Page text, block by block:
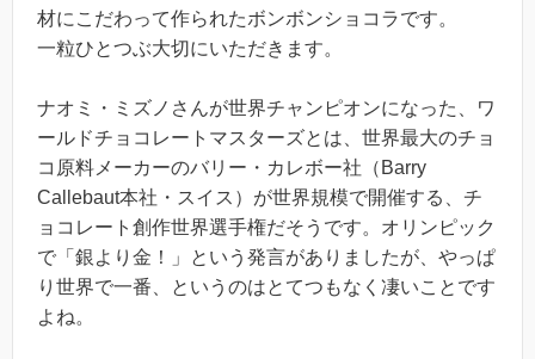
材にこだわって作られたボンボンショコラです。
一粒ひとつぶ大切にいただきます。
ナオミ・ミズノさんが世界チャンピオンになった、ワ
ールドチョコレートマスターズとは、世界最大のチョ
コ原料メーカーのバリー・カレボー社（Barry
Callebaut本社・スイス）が世界規模で開催する、チ
ョコレート創作世界選手権だそうです。オリンピック
で「銀より金！」という発言がありましたが、やっぱ
り世界で一番、というのはとてつもなく凄いことです
よね。